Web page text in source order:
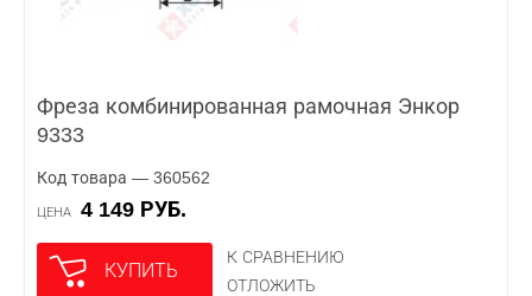
Фреза комбинированная рамочная Энкор
9333
Код товара — 360562
ЦЕНА 4 149 РУБ.
КУПИТЬ
К СРАВНЕНИЮ
ОТЛОЖИТЬ